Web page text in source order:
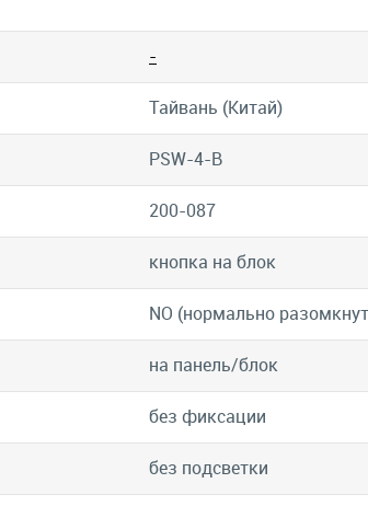
-
Тайвань (Китай)
PSW-4-B
200-087
кнопка на блок
NO (нормально
на панель/блок
без фиксации
без подсветки